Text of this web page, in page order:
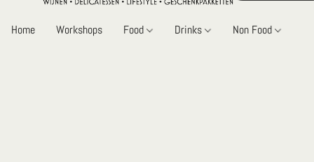
Home Workshops Food Drinks Non Food